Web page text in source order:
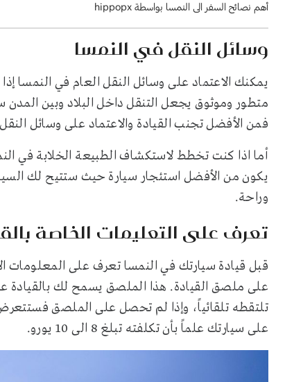
أهم نصائح السفر الى النمسا بواسطة hippopx
وسائل النقل في النمسا
يمكنك الاعتماد على وسائل النقل العام في النمسا
متطور وموثوق يجعل التنقل داخل البلاد وبين المدن
فمن الأفضل تجنب القيادة والاعتماد على وسائل
أما اذا كنت تخطط لاستكشاف الطبيعة الخلابة في
يكون من الأفضل استئجار سيارة حيث ستتيح لك
وراحة.
تعرف على التعليمات الخاصة
قبل قيادة سيارتك في النمسا تعرف على المعلومات
على ملصق القيادة. هذا الملصق يسمح لك بالقيادة
تلتقطه تلقائياً، وإذا لم تحصل على الملصق
على سيارتك علماً بأن تكلفته تبلغ 8 الى 10 يورو.